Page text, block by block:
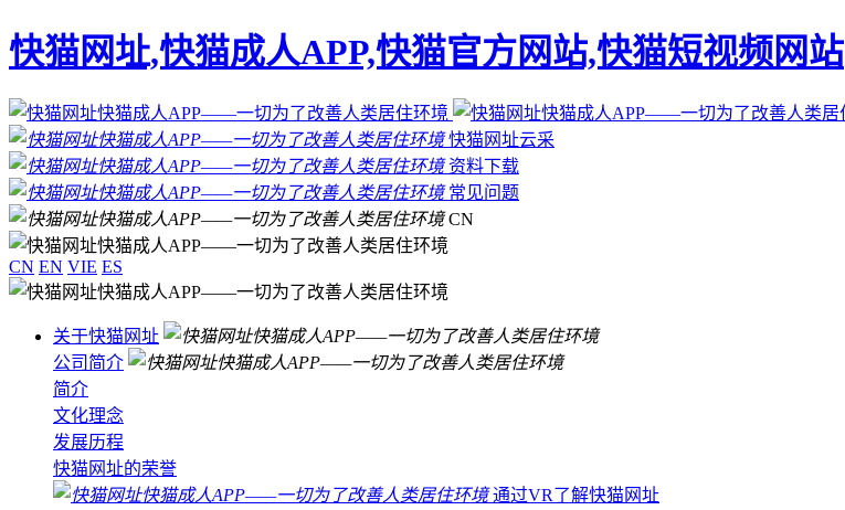
快猫网址,快猫成人APP,快猫官方网站,快猫短视频网站
快猫网址云采
资料下载
常见问题
CN
CN EN VIE ES
关于快猫网址
公司简介
简介
文化理念
发展历程
快猫网址的荣誉
通过VR了解快猫网址